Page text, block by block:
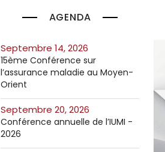
AGENDA
septembre 14, 2026
15ème Conférence sur
l’assurance maladie au Moyen-
Orient
septembre 20, 2026
Conférence annuelle de l’IUMI -
2026